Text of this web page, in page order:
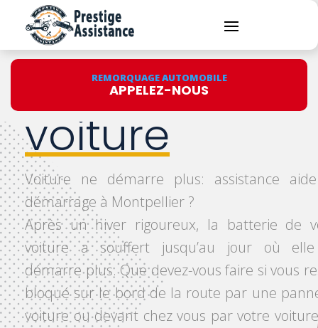
REMORQUAGE AUTOMOBILE
APPELEZ-NOUS
Démarrage
voiture
Voiture ne démarre plus: assistance
démarrage à Montpellier ?
Après un hiver rigoureux, la batterie de
voiture a souffert jusqu’au jour où
démarre plus. Que devez-vous faire si vous
bloqué sur le bord de la route par une
voiture ou devant chez vous par votre